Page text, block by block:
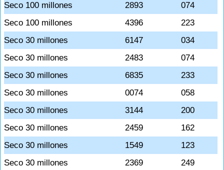
Seco 100 millones
2893
074
Seco 100 millones
4396
223
Seco 30 millones
6147
034
Seco 30 millones
2483
074
Seco 30 millones
6835
233
Seco 30 millones
0074
058
Seco 30 millones
3144
200
Seco 30 millones
2459
162
Seco 30 millones
1549
123
Seco 30 millones
2369
249